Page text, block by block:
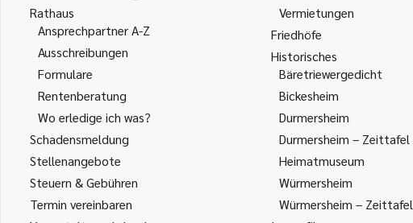
Rathaus
Ansprechpartner A-Z
Ausschreibungen
Formulare
Rentenberatung
Wo erledige ich was?
Schadensmeldung
Stellenangebote
Steuern & Gebühren
Termin vereinbaren
Vermietungen
Friedhöfe
Historisches
Bäretriewergedicht
Bickesheim
Durmersheim
Durmersheim – Zeittafel
Heimatmuseum
Würmersheim
Würmersheim – Zeittafel